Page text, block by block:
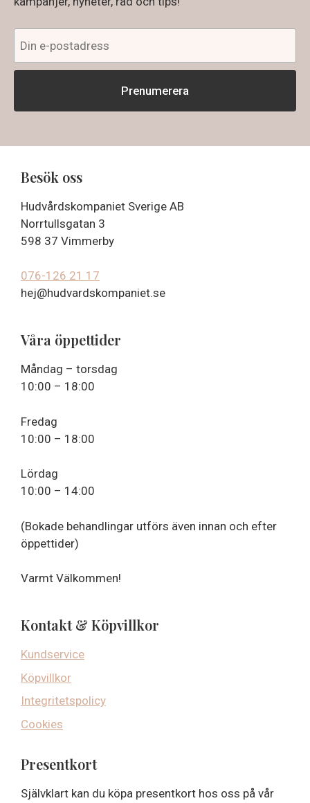
Besök oss
Hudvårdskompaniet Sverige AB
Norrtullsgatan 3
598 37 Vimmerby
076-126 21 17
hej@hudvardskompaniet.se
Våra öppettider
Måndag – torsdag
10:00 – 18:00
Fredag
10:00 – 18:00
Lördag
10:00 – 14:00
(Bokade behandlingar utförs även innan och efter
öppettider)
Varmt Välkommen!
Kontakt & Köpvillkor
Kundservice
Köpvillkor
Integritetspolicy
Cookies
Presentkort
Självklart kan du köpa presentkort hos oss på vår